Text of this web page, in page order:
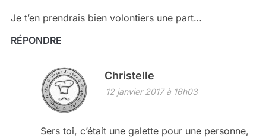
Je t’en prendrais bien volontiers une part…
RÉPONDRE
Christelle
12 janvier 2017 à 16h03
Sers toi, c’était une galette pour une personne,